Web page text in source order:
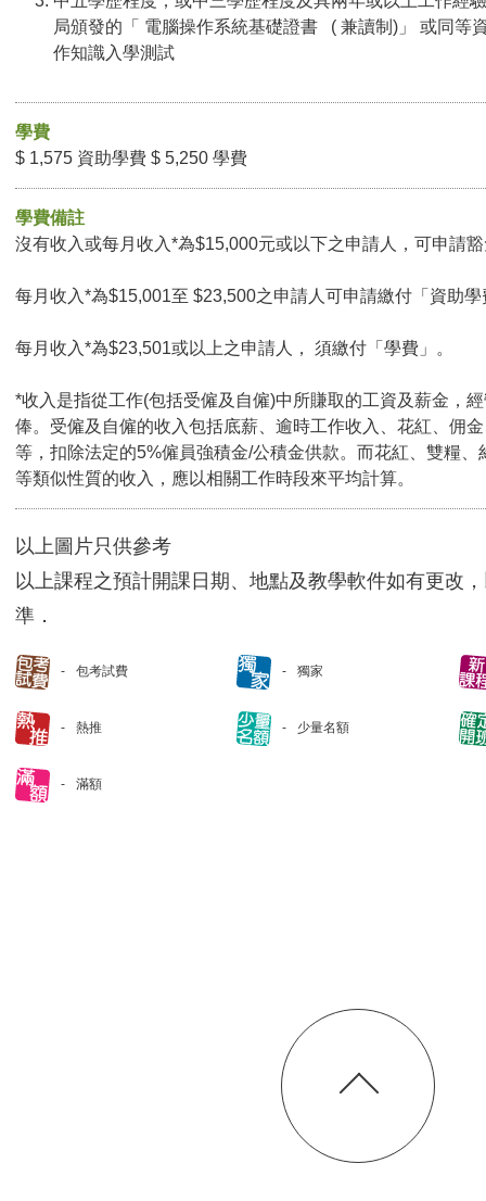
局頒發的「 電腦操作系統基礎證書 ( 兼讀制)」 或同等
作知識入學測試
學費
$ 1,575 資助學費 $ 5,250 學費
學費備註
沒有收入或每月收入*為$15,000元或以下之申請人，可申請
每月收入*為$15,001至 $23,500之申請人可申請繳付「資助學
每月收入*為$23,501或以上之申請人， 須繳付「學費」。
*收入是指從工作(包括受僱及自僱)中所賺取的工資及薪金，
俸。受僱及自僱的收入包括底薪、逾時工作收入、花紅、佣
等，扣除法定的5%僱員強積金/公積金供款。而花紅、雙糧、
等類似性質的收入，應以相關工作時段來平均計算。
以上圖片只供參考
以上課程之預計開課日期、地點及教學軟件如有更改
準．
包考試費 獨家
熱推 少量名額
滿額